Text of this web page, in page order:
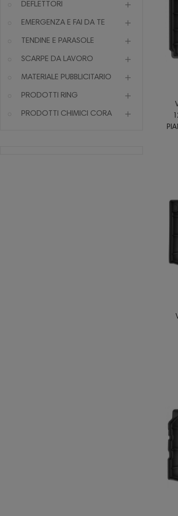
DEFLETTORI
EMERGENZA E FAI DA TE
TENDINE E PARASOLE
SCARPE DA LAVORO
MATERIALE PUBBLICITARIO
PRODOTTI RING
PRODOTTI CHIMICI CORA